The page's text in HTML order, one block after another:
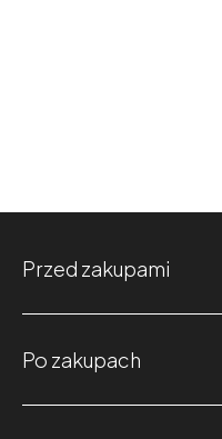
Przed zakupami
Po zakupach